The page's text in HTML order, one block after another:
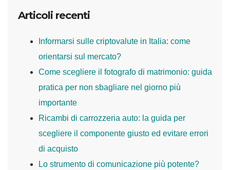
Articoli recenti
Informarsi sulle criptovalute in Italia: come
orientarsi sul mercato?
Come scegliere il fotografo di matrimonio: guida
pratica per non sbagliare nel giorno più
importante
Ricambi di carrozzeria auto: la guida per
scegliere il componente giusto ed evitare errori
di acquisto
Lo strumento di comunicazione più potente?